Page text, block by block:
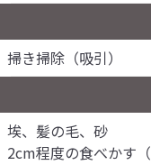
掃き掃除（吸引）
埃、髪の毛、砂
2cm程度の食べかす